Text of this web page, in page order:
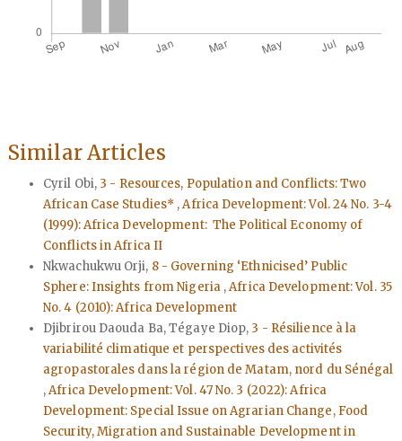
Similar Articles
Cyril Obi, 3 - Resources, Population and Conflicts: Two
African Case Studies* ,Africa Development: Vol. 24 No. 3-4
(1999): Africa Development: The Political Economy of
Conflicts in Africa II
Nkwachukwu Orji, 8 - Governing ‘Ethnicised’ Public
Sphere: Insights from Nigeria ,Africa Development: Vol. 35
No. 4 (2010): Africa Development
Djibrirou Daouda Ba, Tégaye Diop, 3 - Résilience à la
variabilité climatique et perspectives des activités
agropastorales dans la région de Matam, nord du Sénégal
,Africa Development: Vol. 47 No. 3 (2022): Africa
Development: Special Issue on Agrarian Change, Food
Security, Migration and Sustainable Development in